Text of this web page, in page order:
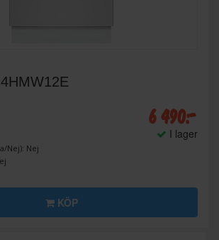
Nej): Nej
6 490:-
I lager
KÖP